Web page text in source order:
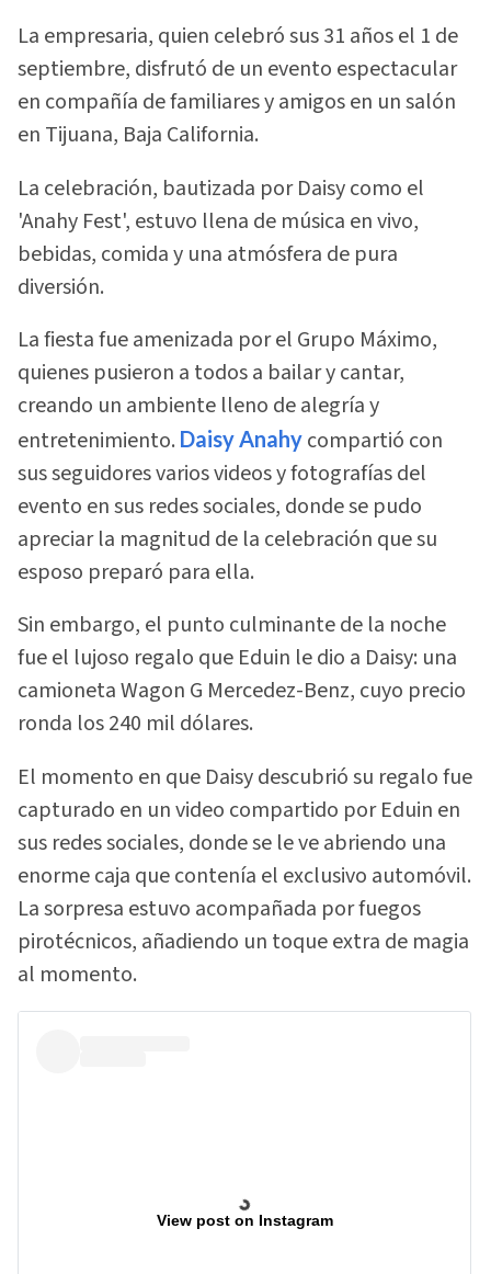
La empresaria, quien celebró sus 31 años el 1 de
septiembre, disfrutó de un evento espectacular
en compañía de familiares y amigos en un salón
en Tijuana, Baja California.
La celebración, bautizada por Daisy como el
'Anahy Fest', estuvo llena de música en vivo,
bebidas, comida y una atmósfera de pura
diversión.
La fiesta fue amenizada por el Grupo Máximo,
quienes pusieron a todos a bailar y cantar,
creando un ambiente lleno de alegría y
entretenimiento. Daisy Anahy compartió con
sus seguidores varios videos y fotografías del
evento en sus redes sociales, donde se pudo
apreciar la magnitud de la celebración que su
esposo preparó para ella.
Sin embargo, el punto culminante de la noche
fue el lujoso regalo que Eduin le dio a Daisy: una
camioneta Wagon G Mercedez-Benz, cuyo precio
ronda los 240 mil dólares.
El momento en que Daisy descubrió su regalo fue
capturado en un video compartido por Eduin en
sus redes sociales, donde se le ve abriendo una
enorme caja que contenía el exclusivo automóvil.
La sorpresa estuvo acompañada por fuegos
pirotécnicos, añadiendo un toque extra de magia
al momento.
View post on Instagram